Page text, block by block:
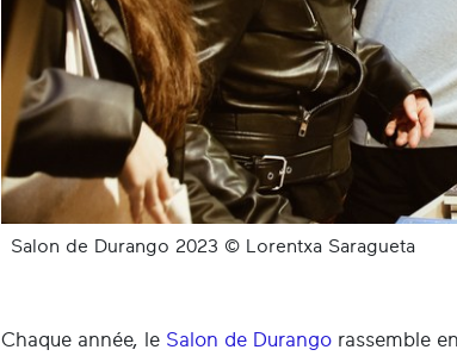
Salon de Durango 2023 © Lorentxa Saragueta
Chaque année, le Salon de Durango rassemble